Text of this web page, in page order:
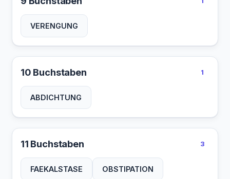
VERENGUNG
10 Buchstaben 1
ABDICHTUNG
11 Buchstaben 3
FAEKALSTASE OBSTIPATION